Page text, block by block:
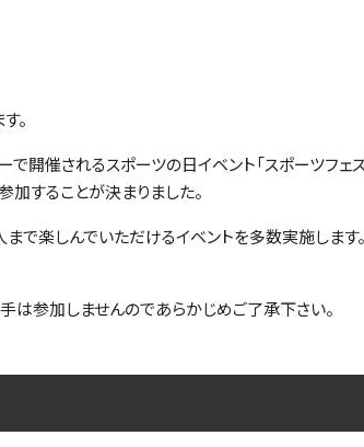
。
催されるスポーツの日イベント「スポーツフェス
することが決まりました。
楽しんでいただけるイベントを多数実施します
は参加しませんのであらかじめご了承下さい。